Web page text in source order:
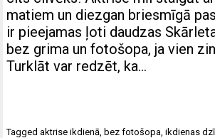
matiem un diezgan briesmīgā
ir pieejamas ļoti daudzas
bez grima un fotošopa, ja vien
Turklāt var redzēt, ka…
Taggedaktrise ikdienā ,bez fotošopa ,ikdienas